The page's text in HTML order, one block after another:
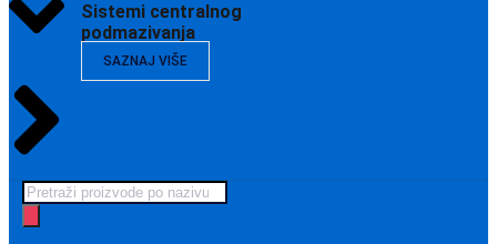
Sistemi centralnog
podmazivanja
SAZNAJ VIŠE
Products
search